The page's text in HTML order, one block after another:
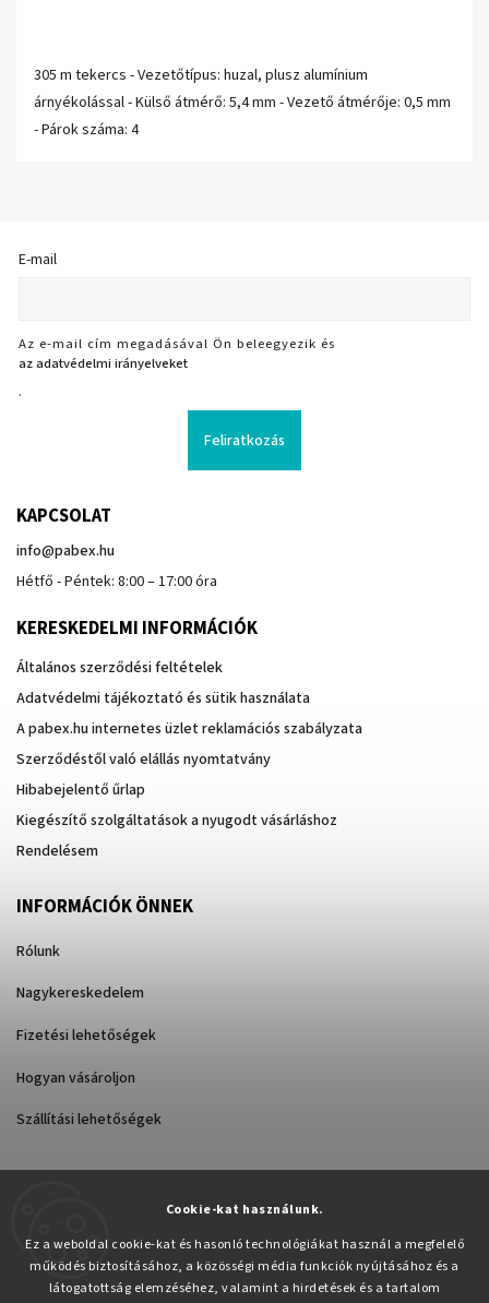
Cookie-kat használunk.
Ez a weboldal cookie-kat és hasonló technológiákat használ a megfelelő
működés biztosításához, a közösségi média funkciók nyújtásához és a
látogatottság elemzéséhez, valamint a hirdetések és a tartalom
305 m tekercs - Vezetőtípus: huzal, plusz alumínium
árnyékolással - Külső átmérő: 5,4 mm - Vezető átmérője: 0,5 mm
- Párok száma: 4
E-mail
Az e-mail cím megadásával Ön beleegyezik és
az adatvédelmi irányelveket
.
Feliratkozás
KAPCSOLAT
info@pabex.hu
Hétfő - Péntek: 8:00 – 17:00 óra
KERESKEDELMI INFORMÁCIÓK
Általános szerződési feltételek
Adatvédelmi tájékoztató és sütik használata
A pabex.hu internetes üzlet reklamációs szabályzata
Szerződéstől való elállás nyomtatvány
Hibabejelentő űrlap
Kiegészítő szolgáltatások a nyugodt vásárláshoz
Rendelésem
INFORMÁCIÓK ÖNNEK
Rólunk
Nagykereskedelem
Fizetési lehetőségek
Hogyan vásároljon
Szállítási lehetőségek